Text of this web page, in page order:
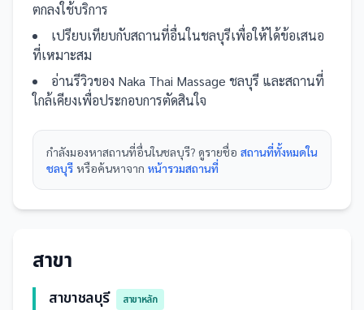
ตกลงใช้บริการ
เปรียบเทียบกับสถานที่อื่นในชลบุรีเพื่อให้ได้ข้อเสนอ
ที่เหมาะสม
อ่านรีวิวของ Naka Thai Massage ชลบุรี และสถานที่
ใกล้เคียงเพื่อประกอบการตัดสินใจ
กำลังมองหาสถานที่อื่นในชลบุรี? ดูรายชื่อ สถานที่ทั้งหมดใน
ชลบุรี หรือค้นหาจาก หน้ารวมสถานที่
สาขา
สาขาชลบุรี
สาขาหลัก